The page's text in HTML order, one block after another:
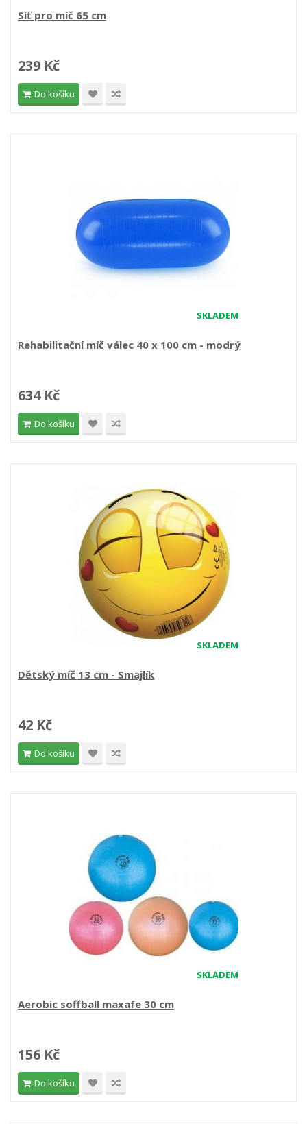
Síť pro míč 65 cm
239 Kč
Do košíku
SKLADEM
Rehabilitační míč válec 40 x 100 cm - modrý
634 Kč
Do košíku
SKLADEM
Dětský míč 13 cm - Smajlík
42 Kč
Do košíku
SKLADEM
Aerobic soffball maxafe 30 cm
156 Kč
Do košíku